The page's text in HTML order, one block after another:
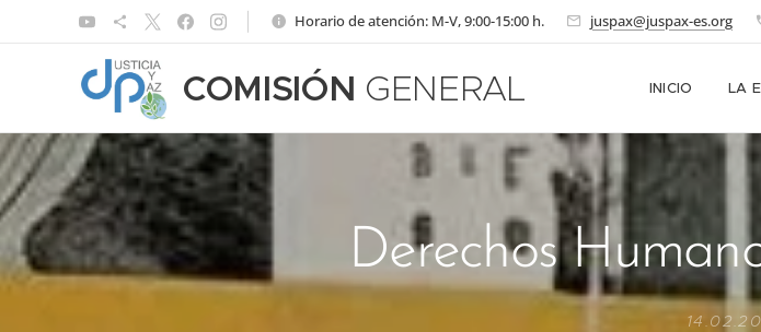
Horario de atención: M-V, 9:00-15:00 h. juspax@juspax-es.org
COMISIÓN GENERAL INICIO LA
Derechos